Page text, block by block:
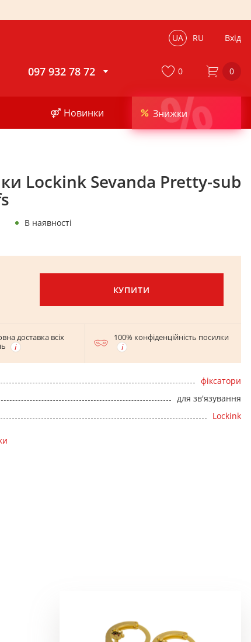
UA RU Вхід
097 932 78 72 0
⚤ Новинки %
Знижки
0
Lockink Sevanda Pretty-sub
В наявності
КУПИТИ
доставка всіх
100% конфіденційність посилки
фіксатори
для зв'язування
Lockink